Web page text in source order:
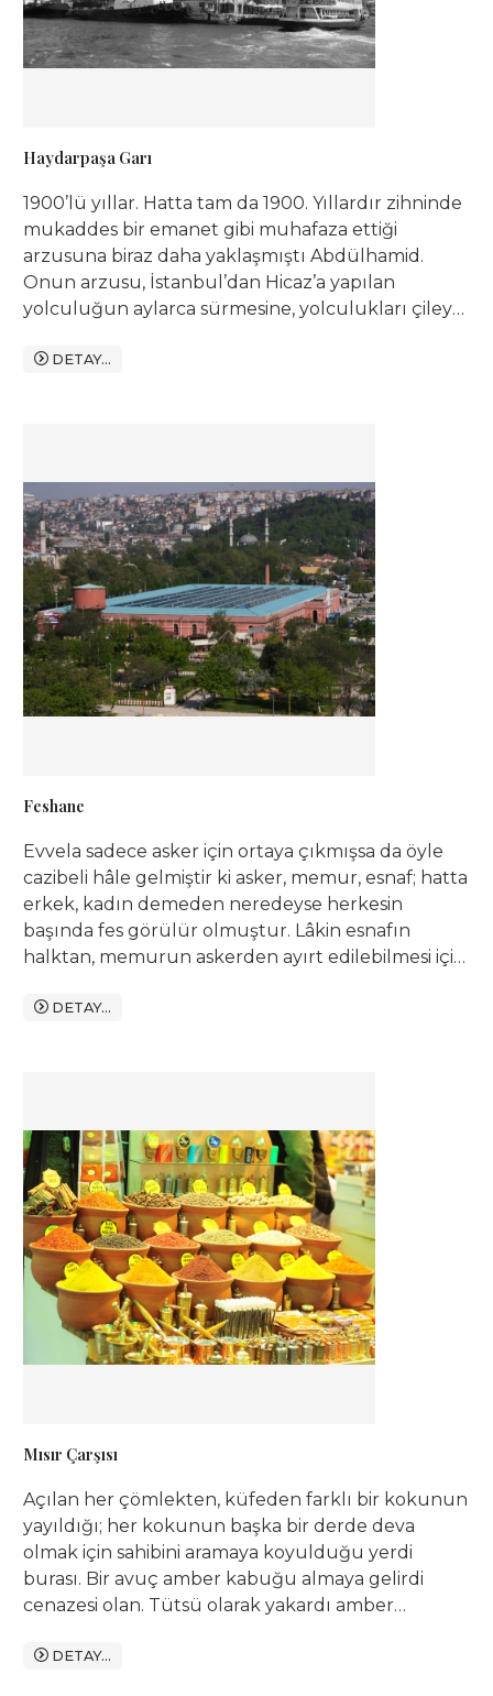
Haydarpaşa Garı
1900’lü yıllar. Hatta tam da 1900. Yıllardır zihninde
mukaddes bir emanet gibi muhafaza ettiği
arzusuna biraz daha yaklaşmıştı Abdülhamid.
Onun arzusu, İstanbul’dan Hicaz’a yapılan
yolculuğun aylarca sürmesine, yolculukları çileye
çare bulmaktı. Onun asıl arzusu, İstanbul’u
DETAY...
Feshane
Evvela sadece asker için ortaya çıkmışsa da öyle
cazibeli hâle gelmiştir ki asker, memur, esnaf; hatta
erkek, kadın demeden neredeyse herkesin
başında fes görülür olmuştur. Lâkin esnafın
halktan, memurun askerden ayırt edilebilmesi için
Kimileri fesin etrafına çember saracaktır, kimileri
DETAY...
Mısır Çarşısı
Açılan her çömlekten, küfeden farklı bir kokunun
yayıldığı; her kokunun başka bir derde deva
olmak için sahibini aramaya koyulduğu yerdi
burası. Bir avuç amber kabuğu almaya gelirdi
cenazesi olan. Tütsü olarak yakardı amber
uğurlansın yolcu. Kimi aktarın başına varır; taş
DETAY...